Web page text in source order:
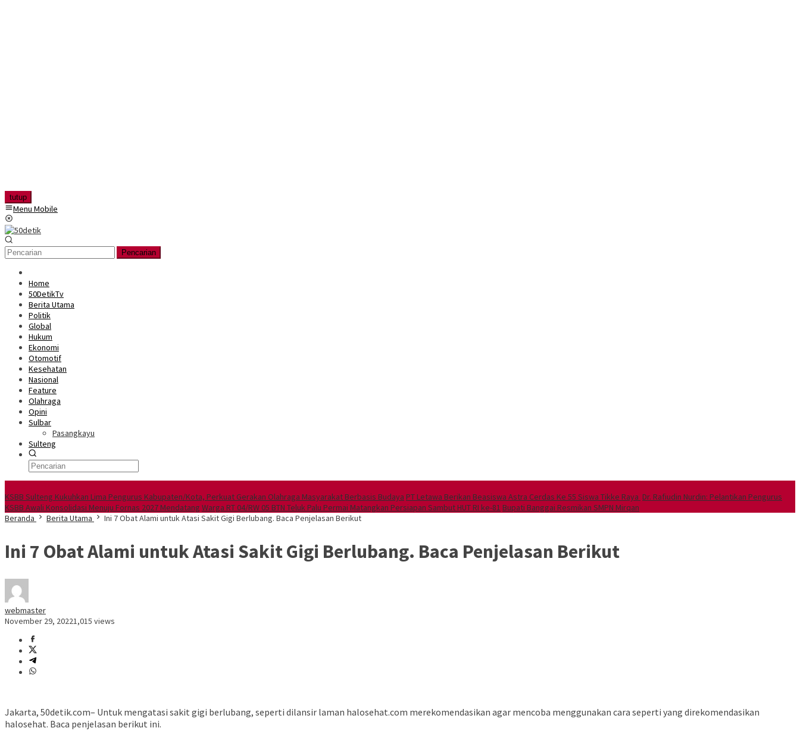
tutup
Menu Mobile
Pencarian
Home
50DetikTv
Berita Utama
Politik
Global
Hukum
Ekonomi
Otomotif
Kesehatan
Nasional
Feature
Olahraga
Opini
Sulbar
Pasangkayu
Sulteng
KSBB Sulteng Kukuhkan Lima Pengurus Kabupaten/Kota, Perkuat Gerakan Olahraga Masyarakat Berbasis Budaya PT Letawa Berikan Beasiswa Astra Cerdas Ke 55 Siswa Tikke Raya Dr. Rafiudin Nurdin: Pelantikan Pengurus
KSBB Awali Konsolidasi Menuju Fornas 2027 Mendatang Warga RT 04/RW 05 BTN Teluk Palu Permai Matangkan Persiapan Sambut HUT RI ke-81 Bupati Banggai Resmikan SMPN Mirqan
Beranda
Berita Utama Ini 7 Obat Alami untuk Atasi Sakit Gigi Berlubang. Baca Penjelasan Berikut
Ini 7 Obat Alami untuk Atasi Sakit Gigi Berlubang. Baca Penjelasan Berikut
webmaster
November 29, 20221,015 views
Jakarta, 50detik.com– Untuk mengatasi sakit gigi berlubang, seperti dilansir laman halosehat.com merekomendasikan agar mencoba menggunakan cara seperti yang direkomendasikan
halosehat. Baca penjelasan berikut ini.